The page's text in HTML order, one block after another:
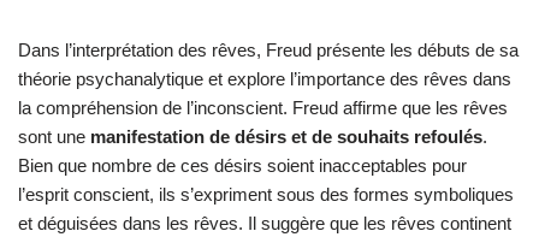
Dans l’interprétation des rêves, Freud présente les débuts de sa
théorie psychanalytique et explore l’importance des rêves dans
la compréhension de l’inconscient. Freud affirme que les rêves
sont une manifestation de désirs et de souhaits refoulés.
Bien que nombre de ces désirs soient inacceptables pour
l’esprit conscient, ils s’expriment sous des formes symboliques
et déguisées dans les rêves. Il suggère que les rêves continent